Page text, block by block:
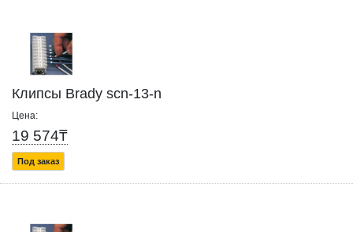
Клипсы Brady scn-13-n
Цена:
19 574₸
Под заказ